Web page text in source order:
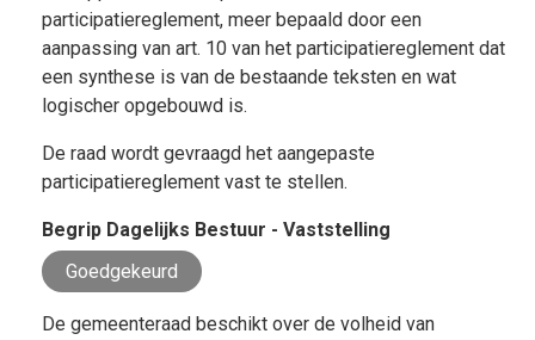
participatiereglement, meer bepaald door een
aanpassing van art. 10 van het participatiereglement dat
een synthese is van de bestaande teksten en wat
logischer opgebouwd is.
De raad wordt gevraagd het aangepaste
participatiereglement vast te stellen.
Begrip Dagelijks Bestuur - Vaststelling
Goedgekeurd
De gemeenteraad beschikt over de volheid van